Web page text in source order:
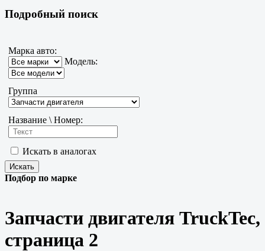
Подробный поиск
Марка авто:
Модель:
Группа
Название \ Номер:
Искать в аналогах
Подбор по марке
Запчасти двигателя TruckTec,
страница 2